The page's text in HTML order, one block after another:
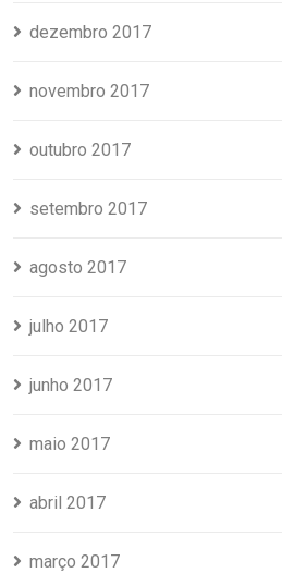
dezembro 2017
novembro 2017
outubro 2017
setembro 2017
agosto 2017
julho 2017
junho 2017
maio 2017
abril 2017
março 2017